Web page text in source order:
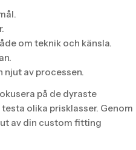
om teknik och känsla.
njut av processen.
på de dyraste
olika prisklasser. Genom
av din custom fitting